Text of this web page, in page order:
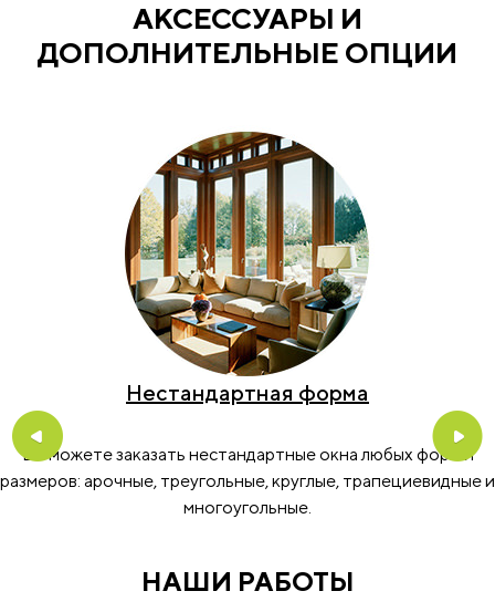
АКСЕССУАРЫ И
ДОПОЛНИТЕЛЬНЫЕ ОПЦИИ
Нестандартная форма
Вы можете заказать нестандартные окна любых форм и
размеров: арочные, треугольные, круглые, трапециевидные и
многоугольные.
Previous
НАШИ РАБОТЫ